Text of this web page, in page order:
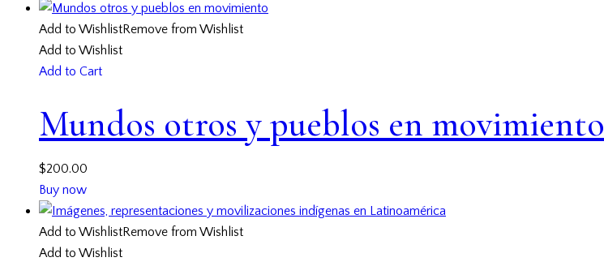
Add to WishlistRemove from Wishlist
Add to Wishlist
Add to Cart
Mundos otros y pueblos en movimiento
$200.00
Buy now
Add to WishlistRemove from Wishlist
Add to Wishlist